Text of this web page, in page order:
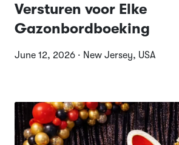
Versturen voor Elke
Gazonbordboeking
June 12, 2026 · New Jersey, USA